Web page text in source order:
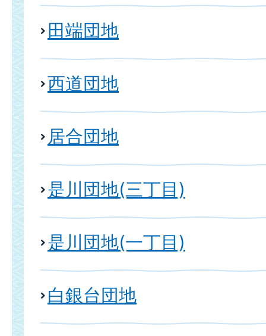
田端団地
西道団地
居合団地
是川団地(三丁目)
是川団地(一丁目)
白銀台団地